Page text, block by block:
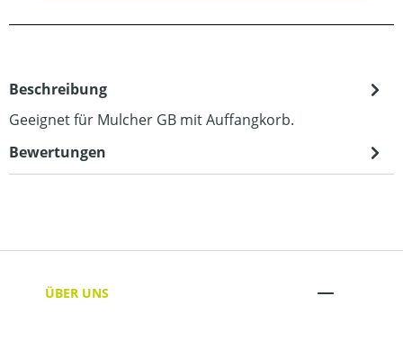
Beschreibung
Geeignet für Mulcher GB mit Auffangkorb.
Bewertungen
ÜBER UNS